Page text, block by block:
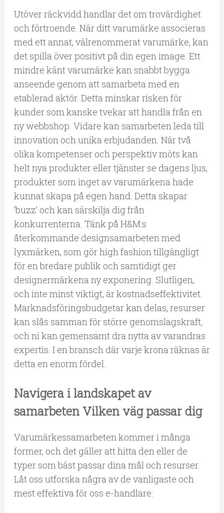
Utöver räckvidd handlar det om trovärdighet
och förtroende. När ditt varumärke associeras
med ett annat, välrenommerat varumärke, kan
det spilla över positivt på din egen image. Ett
mindre känt varumärke kan snabbt bygga
anseende genom att samarbeta med en
etablerad aktör. Detta minskar risken för
kunder som kanske tvekar att handla från en
ny webbshop. Vidare kan samarbeten leda till
innovation och unika erbjudanden. När två
olika kompetenser och perspektiv möts kan
helt nya produkter eller tjänster se dagens ljus,
produkter som inget av varumärkena hade
kunnat skapa på egen hand. Detta skapar
’buzz’ och kan särskilja dig från
konkurrenterna. Tänk på H&M:s
återkommande designsamarbeten med
lyxmärken, som gör high fashion tillgängligt
för en bredare publik och samtidigt ger
designermärkena ny exponering. Slutligen,
och inte minst viktigt, är kostnadseffektivitet.
Marknadsföringsbudgetar kan delas, resurser
kan slås samman för större genomslagskraft,
och ni kan gemensamt dra nytta av varandras
expertis. I en bransch där varje krona räknas är
detta en enorm fördel.
Navigera i landskapet av
samarbeten Vilken väg passar dig
Varumärkessamarbeten kommer i många
former, och det gäller att hitta den eller de
typer som bäst passar dina mål och resurser.
Låt oss utforska några av de vanligaste och
mest effektiva för oss e-handlare: